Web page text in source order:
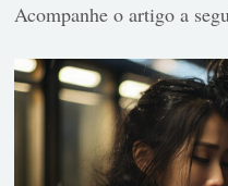
Acompanhe o artigo a